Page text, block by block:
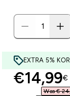
EXTRA 5%
€14,99‎€
Was €